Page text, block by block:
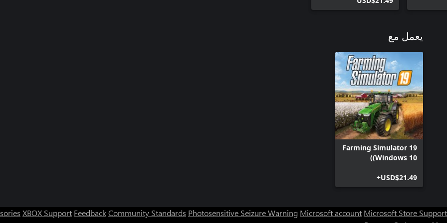
يعمل مع
Farming Simulator 19
(Windows 10)
USD$21.49+
XBOX Support FeedbackCommunity Standards Photosensitive Seizure Warning Microsoft account Microsoft Store Support